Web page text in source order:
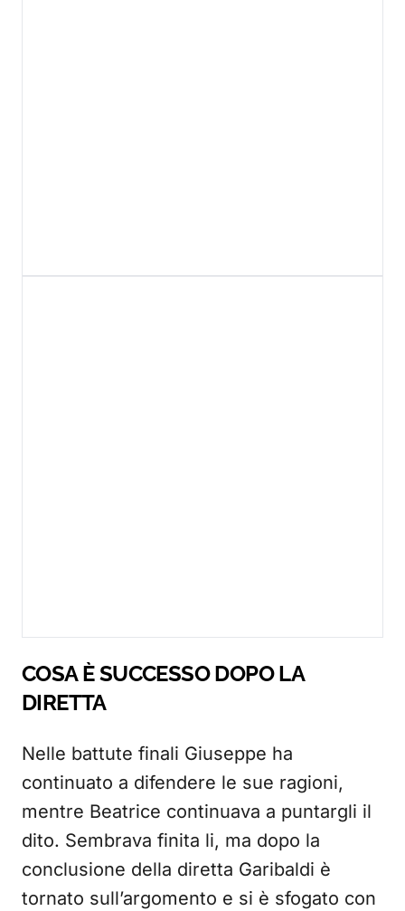
COSA È SUCCESSO DOPO LA
DIRETTA
Nelle battute finali Giuseppe ha
continuato a difendere le sue ragioni,
mentre Beatrice continuava a puntargli il
dito. Sembrava finita li, ma dopo la
conclusione della diretta Garibaldi è
tornato sull’argomento e si è sfogato con